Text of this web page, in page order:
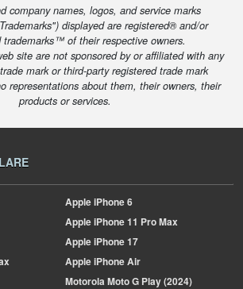
company names, logos, and service marks
displayed are registered® and/or
trademarks™ of their respective owners.
site are not sponsored by or affiliated with any
mark or third-party registered trade mark
representations about them, their owners, their
products or services.
AppleiPhone 6
AppleiPhone 11 Pro Max
AppleiPhone 17
AppleiPhone Air
MotorolaMoto G Play (2024)